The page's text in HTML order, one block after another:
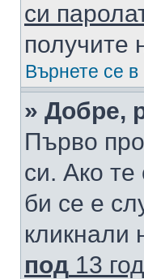
си
получите
Върнете се в
» Добре,
Първо
си. Ако
би се е
кликнали
под 13